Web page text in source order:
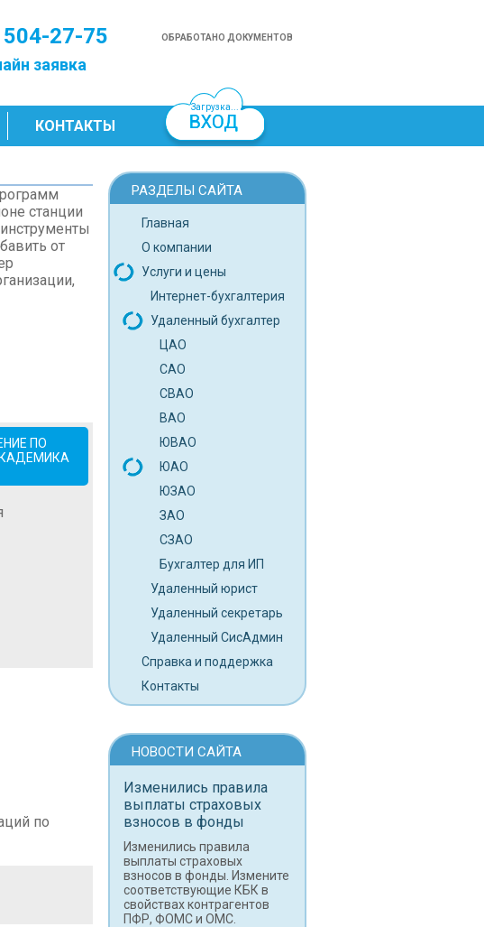
27-75
заявка
ОБРАБОТАНО ДОКУМЕНТОВ
КОНТАКТЫ
Загрузка...
станции
от
ПО
по
РАЗДЕЛЫ САЙТА
Главная
О компании
Услуги и цены
Интернет-бухгалтерия
Удаленный бухгалтер
ЦАО
САО
СВАО
ВАО
ЮВАО
ЮАО
ЮЗАО
ЗАО
СЗАО
Бухгалтер для ИП
Удаленный юрист
Удаленный секретарь
Удаленный СисАдмин
Справка и поддержка
Контакты
НОВОСТИ САЙТА
Изменились правила
выплаты страховых
взносов в фонды
Изменились правила
выплаты страховых
взносов в фонды. Измените
соответствующие КБК в
свойствах контрагентов
ПФР, ФОМС и ОМС.